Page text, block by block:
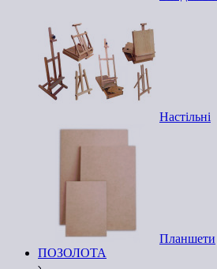
Настільні
Планшети
ПОЗОЛОТА